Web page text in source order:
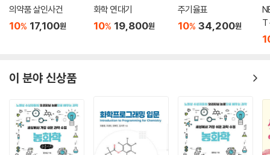
의약품 살인사건
10% 17,100원
화학 연대기
10% 19,800원
주기율표
10% 34,200원
T
이 분야 신상품